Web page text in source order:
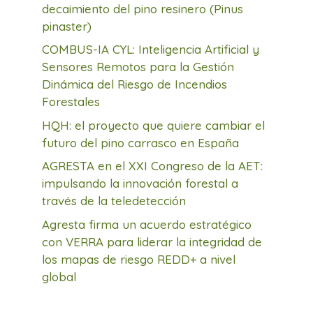
decaimiento del pino resinero (Pinus
pinaster)
COMBUS-IA CYL: Inteligencia Artificial y
Sensores Remotos para la Gestión
Dinámica del Riesgo de Incendios
Forestales
HQH: el proyecto que quiere cambiar el
futuro del pino carrasco en España
AGRESTA en el XXI Congreso de la AET:
impulsando la innovación forestal a
través de la teledetección
Agresta firma un acuerdo estratégico
con VERRA para liderar la integridad de
los mapas de riesgo REDD+ a nivel
global